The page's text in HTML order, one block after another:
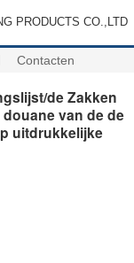
PRODUCTS CO.,LTD
Contacten
de Zakken
van de de
uitdrukkelijke